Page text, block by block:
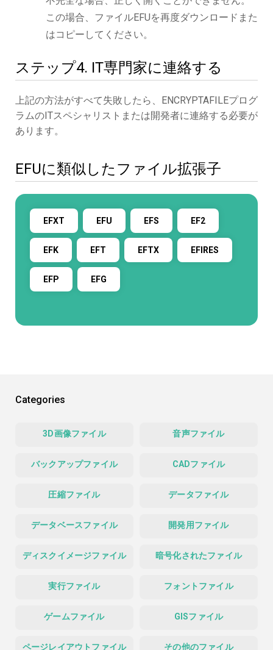
この場合、ファイルEFUを再度ダウンロードまた
はコピーしてください。
ステップ4. IT専門家に連絡する
上記の方法がすべて失敗したら、ENCRYPTAFILEプログ
ラムのITスペシャリストまたは開発者に連絡する必要が
あります。
EFUに類似したファイル拡張子
EFXT EFU EFS EF2
EFK EFT EFTX EFIRES
EFP EFG
Categories
3D画像ファイル 音声ファイル
バックアップファイル CADファイル
圧縮ファイル データファイル
データベースファイル 開発用ファイル
ディスクイメージファイル 暗号化されたファイル
実行ファイル フォントファイル
ゲームファイル GISファイル
ページレイアウトファイル その他のファイル